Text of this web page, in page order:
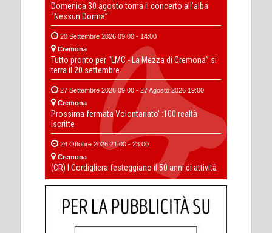
Domenica 30 agosto torna il concerto all’alba
“Nessun Dorma”
20 Settembre 2026 09:00 - 14:00
Cremona
Tutto pronto per “LMC - La Mezza di Cremona” si
terra il 20 settembre
27 Settembre 2026 09:00 - 27 Agosto 2026 19:00
Cremona
Prossima fermata Volontariato' :100 realtà
iscritte
24 Ottobre 2026 21:00 - 23:00
Cremona
(CR) I Cordigliera festeggiano il 50 anni di attività